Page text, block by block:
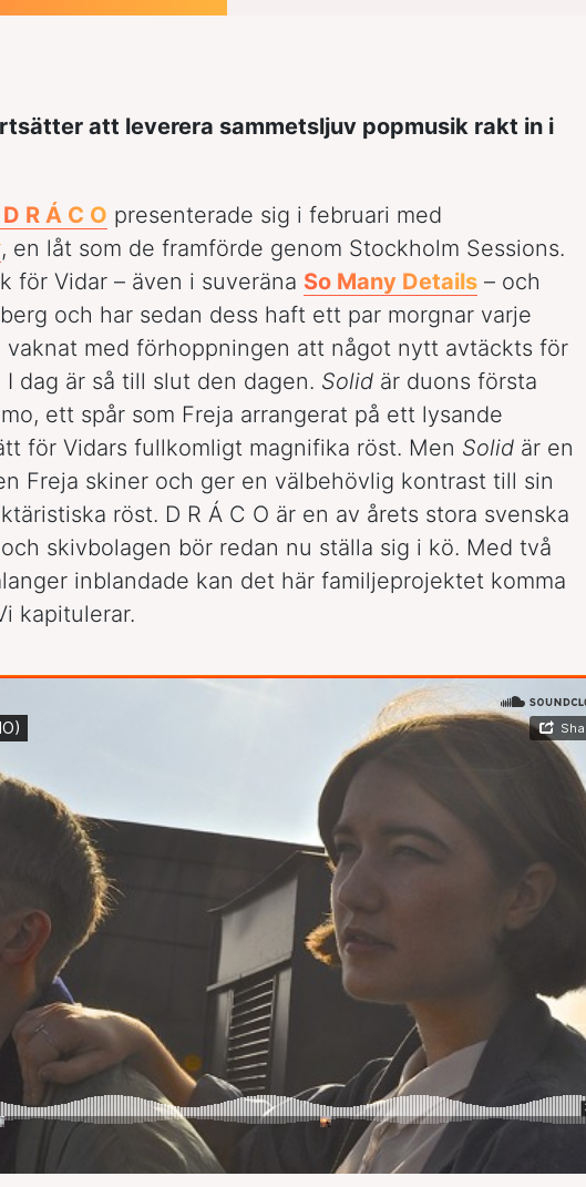
att leverera sammetsljuv popmusik rakt in i
D R Á C O presenterade sig i februari med
, en låt som de framförde genom Stockholm Sessions.
för Vidar – även i suveräna So Many Details – och
och har sedan dess haft ett par morgnar varje
vaknat med förhoppningen att något nytt avtäckts för
I dag är så till slut den dagen. Solid är duons första
ett spår som Freja arrangerat på ett lysande
för Vidars fullkomligt magnifika röst. Men Solid är en
Freja skiner och ger en välbehövlig kontrast till sin
röst. D R Á C O är en av årets stora svenska
skivbolagen bör redan nu ställa sig i kö. Med två
inblandade kan det här familjeprojektet komma
kapitulerar.